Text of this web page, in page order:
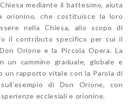
mediante il battesimo, aiuta
orionino, che costituisce la loro
nella Chiesa, allo scopo di
il contributo specifico per cui il
Orione e la Piccola Opera. La
un cammino graduale, globale e
un rapporto vitale con la Parola di
di Don Orione, con
ecclesiali e orionine.